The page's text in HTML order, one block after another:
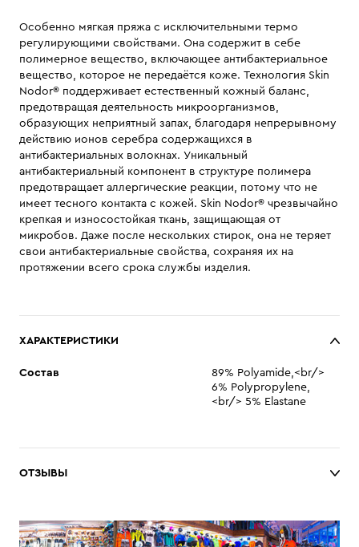
Особенно мягкая пряжа с исключительными термо
регулирующими свойствами. Она содержит в себе
полимерное вещество, включающее антибактериальное
вещество, которое не передаётся коже. Технология Skin
Nodor® поддерживает естественный кожный баланс,
предотвращая деятельность микроорганизмов,
образующих неприятный запах, благодаря непрерывному
действию ионов серебра содержащихся в
антибактериальных волокнах. Уникальный
антибактериальный компонент в структуре полимера
предотвращает аллергические реакции, потому что не
имеет тесного контакта с кожей. Skin Nodor® чрезвычайно
крепкая и износостойкая ткань, защищающая от
микробов. Даже после нескольких стирок, она не теряет
свои антибактериальные свойства, сохраняя их на
протяжении всего срока службы изделия.
ХАРАКТЕРИСТИКИ
Состав
89% Polyamide,<br/>
6% Polypropylene,
<br/> 5% Elastane
ОТЗЫВЫ